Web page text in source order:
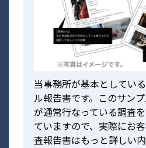
当事務所が基本としてい
ル報告書です。このサン
が通常行なっている調査
ていますので、実際にお
査報告書はもっと詳しい内